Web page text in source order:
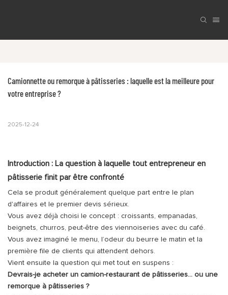
Camionnette ou remorque à pâtisseries : laquelle est la meilleure pour
votre entreprise ?
2025-12-24
Introduction : La question à laquelle tout entrepreneur en
pâtisserie finit par être confronté
Cela se produit généralement quelque part entre le plan
d'affaires et le premier devis sérieux.
Vous avez déjà choisi le concept : croissants, empanadas,
beignets, churros, peut-être des viennoiseries avec du café.
Vous avez imaginé le menu, l’odeur du beurre le matin et la
première file de clients qui attendent dehors.
Vient ensuite la question qui met tout en suspens :
Devrais-je acheter un camion-restaurant de pâtisseries… ou une
remorque à pâtisseries ?